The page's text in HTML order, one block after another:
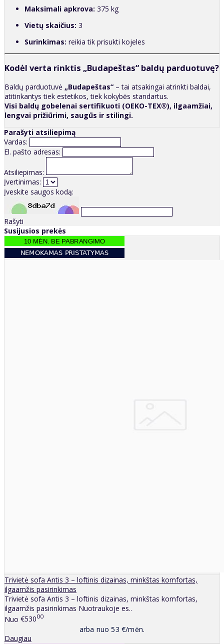
Maksimali apkrova: 375 kg
Vietų skaičius: 3
Surinkimas: reikia tik prisukti kojeles
Kodėl verta rinktis „Budapeštas“ baldų parduotuvę?
Baldų parduotuvė „Budapeštas“ – tai atsakingai atrinkti baldai,
atitinkantys tiek estetikos, tiek kokybės standartus.
Visi baldų gobelenai sertifikuoti (OEKO-TEX®), ilgaamžiai,
lengvai prižiūrimi, saugūs ir stilingi.
Parašyti atsiliepimą
Vardas:
El. pašto adresas:
Atsiliepimas:
Įvertinimas:
Įveskite saugos kodą:
Rašyti
Susijusios prekės
Trivietė sofa Antis 3 – loftinis dizainas, minkštas komfortas,
ilgaamžis pasirinkimas
Trivietė sofa Antis 3 – loftinis dizainas, minkštas komfortas,
ilgaamžis pasirinkimas Nuotraukoje es..
Nuo €53000
arba nuo 53 €/mėn.
Daugiau